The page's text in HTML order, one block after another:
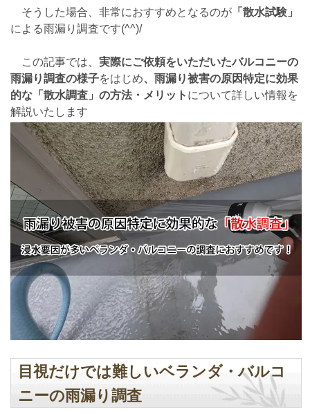
そうした場合、非常におすすめとなるのが「散水試験」
による雨漏り調査です(^^)/
この記事では、 実際にご依頼をいただいたバルコニーの
雨漏り調査の様子をはじめ、雨漏り被害の原因特定に効果
的な「散水調査」の方法・メリット について詳しい情報を
解説いたします
目視だけでは難しいベランダ・バルコ
ニーの雨漏り調査